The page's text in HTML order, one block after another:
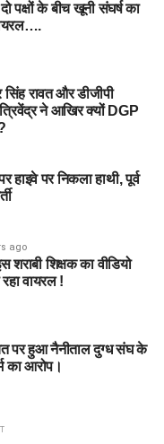
पक्षों के बीच खूनी संघर्ष का
सिंह रावत और डीजीपी
ने आखिर क्यों DGP
हाइवे पर निकला हाथी, पूर्व
ago
शिक्षक का वीडियो
वायरल !
पर हुआ नैनीताल दुग्ध संघ के
का आरोप।